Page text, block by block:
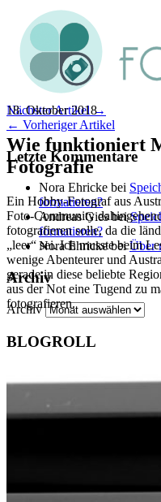
18. Oktober 2018
Wie funktioniert
Fotografie
Ein Hobby-Fotograf aus
Foto-Community
fotografieren solle, da die
„leer“ sei. Ich musste beim
wenige Abenteurer und
gerade in diese beliebte
aus der Not eine Tugend zu
fotografieren.
Nächster Artikel →
← Vorheriger Artikel
Letzte Kommentare
Nora Ehricke bei
formatieren?
Andreas Giesbei
formatieren?
Nora EhrickebeiÜber
Archiv
Archiv
BLOGROLL
Alltag eines
FOTOGRAFR
Tag Cloud